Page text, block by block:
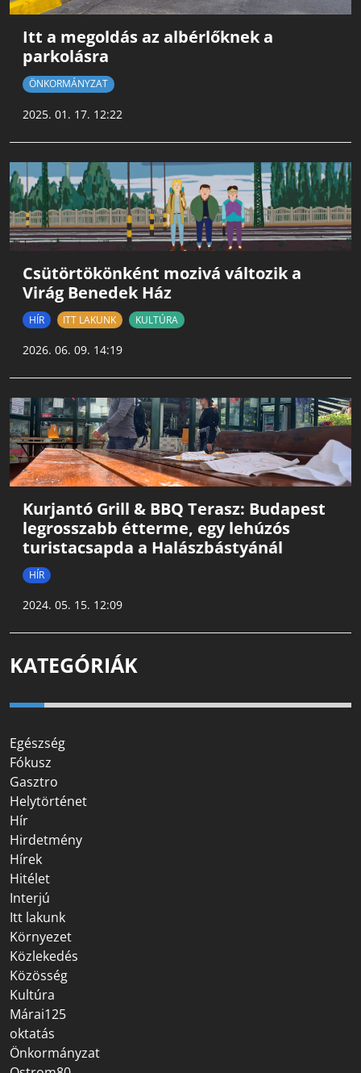
Itt a megoldás az albérlőknek a
parkolásra
ÖNKORMÁNYZAT
2025. 01. 17. 12:22
Csütörtökönként mozivá változik a
Virág Benedek Ház
HÍR ITT LAKUNK KULTÚRA
2026. 06. 09. 14:19
Kurjantó Grill & BBQ Terasz: Budapest
legrosszabb étterme, egy lehúzós
turistacsapda a Halászbástyánál
HÍR
2024. 05. 15. 12:09
KATEGÓRIÁK
Egészség
Fókusz
Gasztro
Helytörténet
Hír
Hirdetmény
Hírek
Hitélet
Interjú
Itt lakunk
Környezet
Közlekedés
Közösség
Kultúra
Márai125
oktatás
Önkormányzat